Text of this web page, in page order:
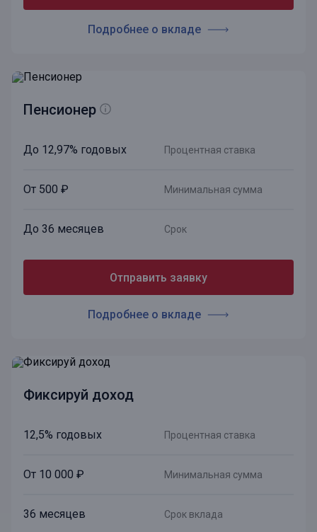
Подробнее о вкладе
Пенсионер
До 12,97% годовых Процентная ставка
От 500 ₽ Минимальная сумма
До 36 месяцев Срок
Отправить заявку
Подробнее о вкладе
Фиксируй доход
12,5% годовых Процентная ставка
От 10 000 ₽ Минимальная сумма
36 месяцев Срок вклада